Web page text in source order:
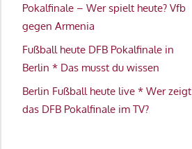
Pokalfinale – Wer spielt heute? Vfb
gegen Armenia
Fußball heute DFB Pokalfinale in
Berlin * Das musst du wissen
Berlin Fußball heute live * Wer zeigt
das DFB Pokalfinale im TV?